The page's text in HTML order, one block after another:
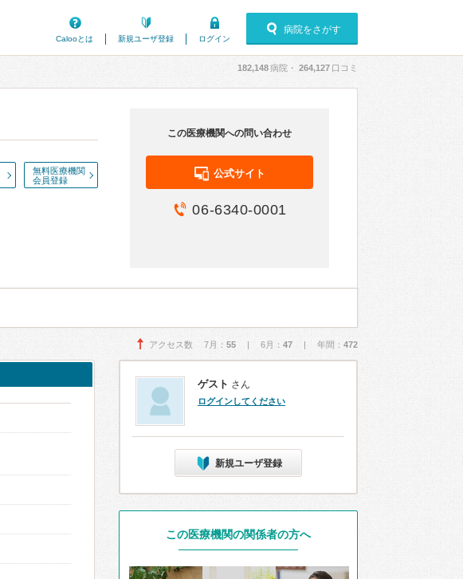
Calooとは
新規ユーザ登録 ログイン
病院をさがす
182,148病院・ 264,127 口コミ
無料医療機関
会員登録
この医療機関への問い合わせ
公式サイト
06-6340-0001
アクセス数 7月： 55 | 6月： 47 | 年間： 472
ゲスト さん
ログインしてください
新規ユーザ登録
この医療機関の関係者の方へ